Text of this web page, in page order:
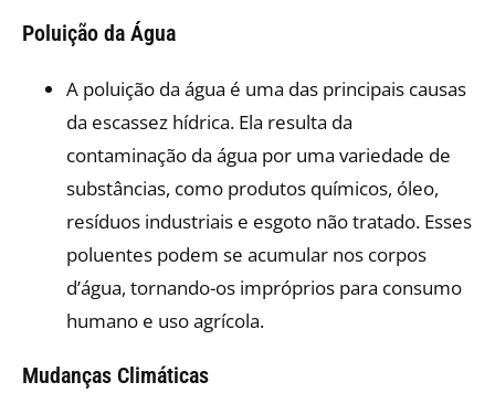
Poluição da Água
A poluição da água é uma das principais causas
da escassez hídrica. Ela resulta da
contaminação da água por uma variedade de
substâncias, como produtos químicos, óleo,
resíduos industriais e esgoto não tratado. Esses
poluentes podem se acumular nos corpos
d’água, tornando-os impróprios para consumo
humano e uso agrícola.
Mudanças Climáticas